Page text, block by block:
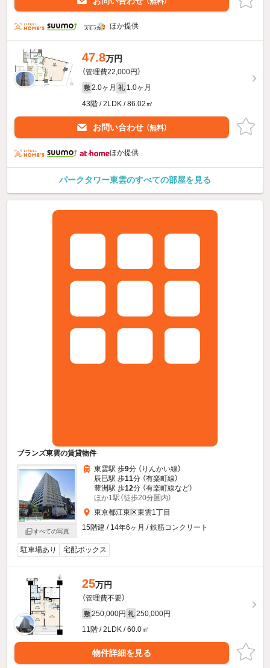
ほか提供
47.8万円
（管理費22,000円）
敷 2.0ヶ月 礼 1.0ヶ月
43階 / 2LDK / 86.02㎡
お問い合わせ （無料）
ほか提供
パークタワー東雲のすべての部屋を見る
ブランズ東雲の賃貸物件
すべての写真
東雲駅 歩9分 （りんかい線）
辰巳駅 歩11分 （有楽町線）
豊洲駅 歩12分 （有楽町線など）
ほか1駅（徒歩20分圏内）
東京都江東区東雲1丁目
15階建 / 14年6ヶ月 / 鉄筋コンクリート
駐車場あり 宅配ボックス
25万円
（管理費不要）
敷 250,000円 礼 250,000円
11階 / 2LDK / 60.0㎡
物件詳細を見る